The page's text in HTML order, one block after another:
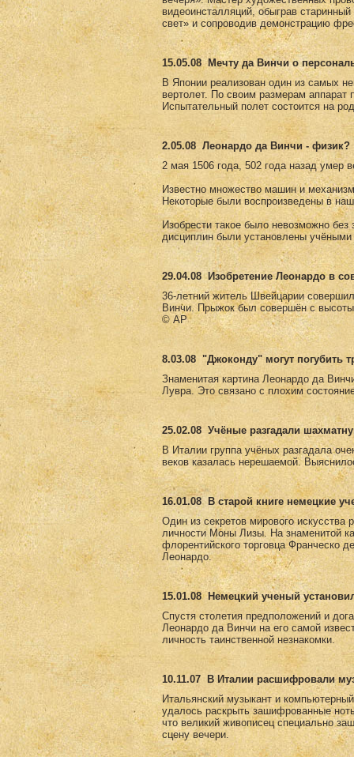
видеоинсталляций, обыграв
свет» и сопроводив демонстрацию
15.05.08 Мечту да Винчи о
В Японии реализован один из самых
вертолет. По своим размерам
Испытательный полет состоится на
2.05.08 Леонардо да Винчи - физик?
2 мая 1506 года, 502 года назад умер
Известно множество машин и
Некоторые были воспроизведены в
Изобрести такое было невозможно
дисциплин были установлены
29.04.08
Изобретение Леонардо в
36-летний житель Швейцарии
Винчи. Прыжок был совершён с
© AP
8.03.08 "Джоконду" могут погубить
Знаменитая картина Леонардо да
Лувра. Это связано с плохим
25.02.08 Учёные разгадали
В Италии группа учёных разгадала
веков казалась нерешаемой.
16.01.08
В старой книге немецкие
Один из секретов мирового искусства
личности Моны Лизы. На знаменитой
флорентийского торговца Франческо
Леонардо.
15.01.08 Немецкий ученый
Спустя столетия предположений и
Леонардо да Винчи на его самой
личность таинственной незнакомки.
10.11.07
В Италии расшифровали
Итальянский музыкант и
удалось раскрыть зашифрованные
что великий живописец специально
сцену вечери.